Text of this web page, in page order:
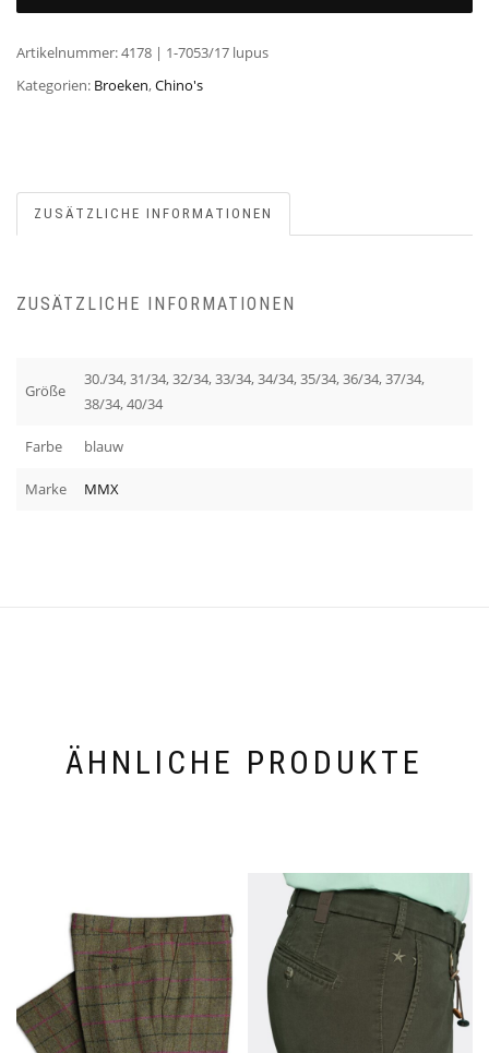
Artikelnummer:4178 | 1-7053/17 lupus
Kategorien: Broeken,Chino's
ZUSÄTZLICHE INFORMATIONEN
ZUSÄTZLICHE INFORMATIONEN
Größe
30./34, 31/34, 32/34, 33/34, 34/34, 35/34, 36/34, 37/34,
38/34, 40/34
Farbe blauw
Marke MMX
ÄHNLICHE PRODUKTE